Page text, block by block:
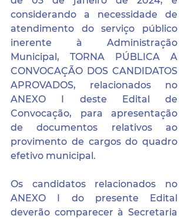
considerando a necessidade de
atendimento do serviço público
inerente à Administração
Municipal, TORNA PÚBLICA A
CONVOCAÇÃO DOS CANDIDATOS
APROVADOS, relacionados no
ANEXO I deste Edital de
Convocação, para apresentação
de documentos relativos ao
provimento de cargos do quadro
efetivo municipal.
Os candidatos relacionados no
ANEXO I do presente Edital
deverão comparecer à Secretaria